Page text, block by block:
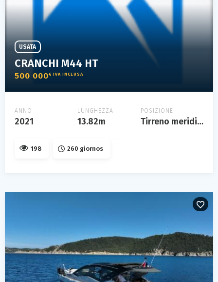
CRANCHI M44 HT
500 000€ IVA INCLUSA
USATA
ANNO
2021
LUNGHEZZA
13.82m
POSIZIONE
Tirreno meridionale
198 260 giornos